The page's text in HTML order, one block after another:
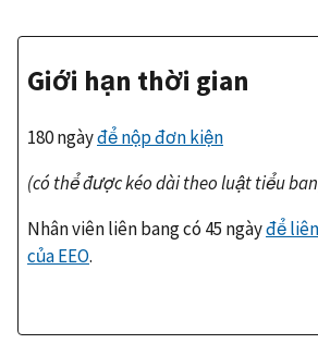
Giới hạn thời gian
180 ngàyđể nộp đơn kiện
(có thể được kéo dài theo luật tiểu
Nhân viên liên bang có 45 ngàyđể
củaEEO.